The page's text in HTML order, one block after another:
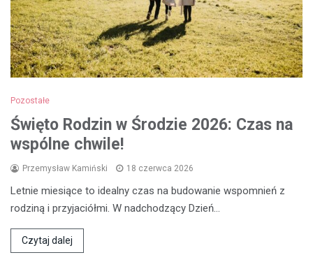
Pozostałe
Święto Rodzin w Środzie 2026: Czas na
wspólne chwile!
Przemysław Kamiński 18 czerwca 2026
Letnie miesiące to idealny czas na budowanie wspomnień z
rodziną i przyjaciółmi. W nadchodzący Dzień…
Czytaj dalej